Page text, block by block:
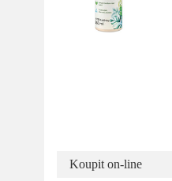
Koupit on-line